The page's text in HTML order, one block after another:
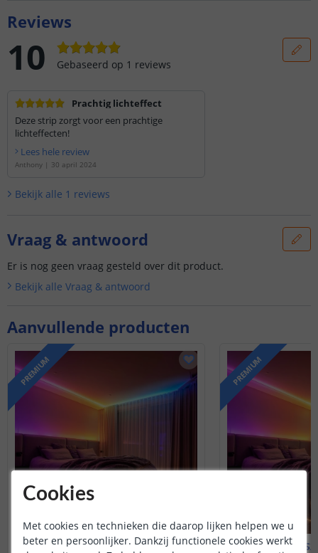
Aanvullende producten
PREMIUM
1 meter WS2812b led strip
PREMIUM
2 meter
Reviews
10 Gebaseerd op 1 reviews
Prachtig lichteffect
Deze strip zorgt voor een prachtige
lichteffecten!
Lees hele review
Anthony | 30 april 2024
Bekijk alle 1 reviews
Vraag & antwoord
Er is nog geen vraag gesteld over dit product.
Bekijk alle Vraag & antwoord
Cookies
Met cookies en technieken die daarop lijken helpen we u
beter en persoonlijker. Dankzij functionele cookies werkt